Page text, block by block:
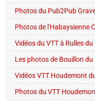
Photos du Pub2Pub
Photos de l'Habaysienne
Vidéos du VTT à Rulles
Les photos de Bouillon
Vidéos VTT Houdemont
Photos du VTT